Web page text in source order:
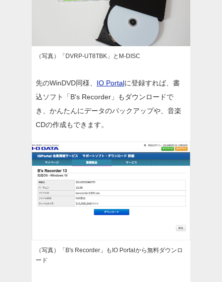
（写真）「DVRP-UT8TBK」とM-DISC
先のWinDVD同様、 IO Portalに登録すれば、書
込ソフト「B's Recorder」もダウンロードで
き、かんたんにデータのバックアップや、音楽
CDの作成もできます。
（写真）「B's Recorder」もIO Portalから無料ダウンロ
ード